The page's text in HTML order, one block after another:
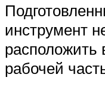
инструмент
расположить
рабочей